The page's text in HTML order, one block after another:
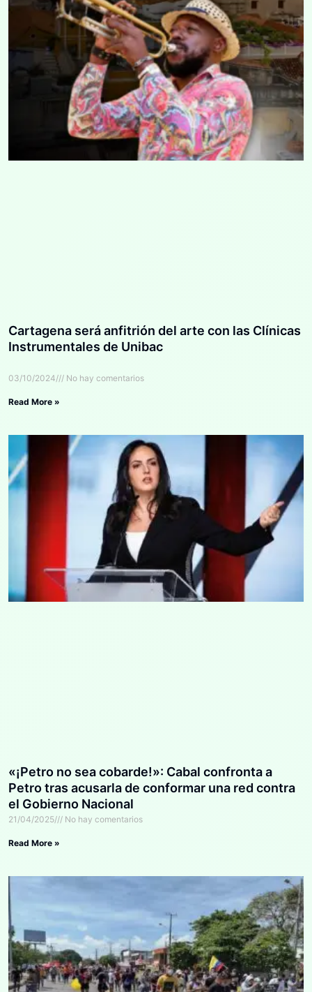
Cartagena será anfitrión del arte con las Clínicas
Instrumentales de Unibac
03/10/2024 No hay comentarios
Read More »
«¡Petro no sea cobarde!»: Cabal confronta a
Petro tras acusarla de conformar una red contra
el Gobierno Nacional
21/04/2025 No hay comentarios
Read More »